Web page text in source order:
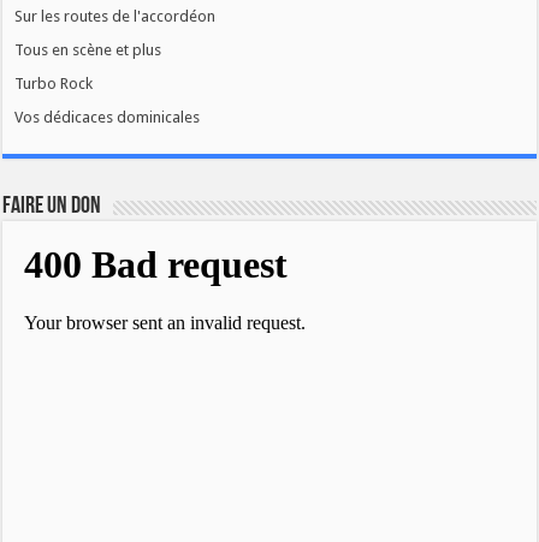
Sur les routes de l'accordéon
Tous en scène et plus
Turbo Rock
Vos dédicaces dominicales
FAIRE UN DON